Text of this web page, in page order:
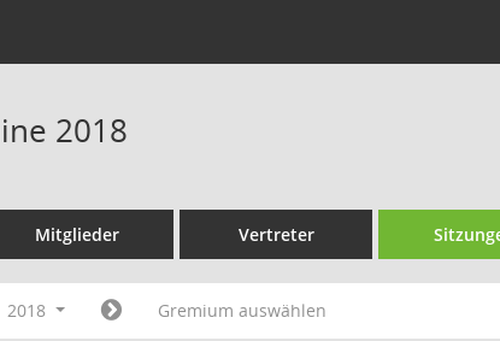
2018
Mitglieder Vertreter
2018 Gremium auswählen